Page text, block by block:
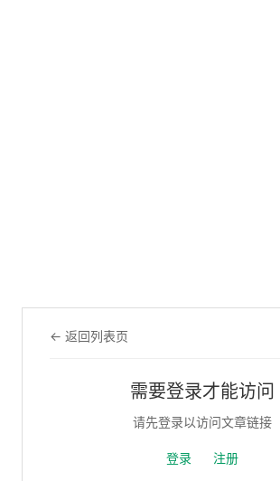
← 返回列表页
需要登录才能访问
请先登录以访问文章链接
登录 注册